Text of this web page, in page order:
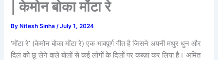
| केमोन बोका मोंटा रे
By Nitesh Sinha/July 1, 2024
‘मोंटा रे’ (केमोन बोका मोंटा रे) एक भावपूर्ण गीत है जिसने अपनी मधुर धुन और
दिल को छू लेने वाले बोलों से कई लोगों के दिलों पर कब्ज़ा कर लिया है। अमित